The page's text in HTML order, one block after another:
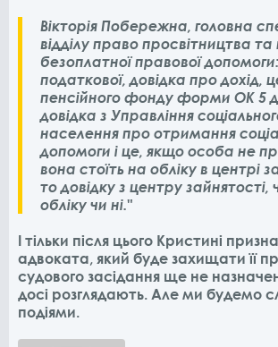
Вікторія Побережна, головна
відділу право просвітництва
безоплатної правової
податкової, довідка про дохід,
пенсійного фонду форми ОК 5
довідка з Управління
населення про отримання
допомоги і це, якщо особа не
вона стоїть на обліку в центрі
то довідку з центру зайнятості,
обліку чи ні."
І тільки після цього Кристині
адвоката, який буде захищати її
судового засідання ще не
досі розглядають. Але ми будемо
подіями.